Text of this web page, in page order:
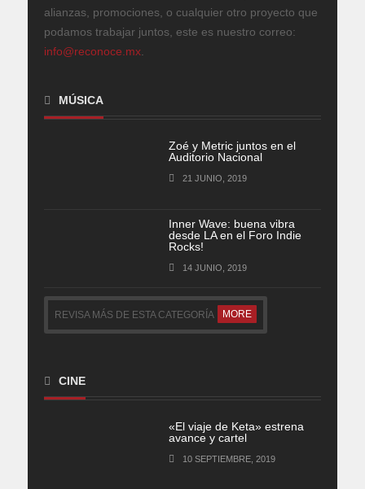
alianzas, promociones, o cualquier otro proyecto que
podamos trabajar juntos, este es nuestro correo:
info@reconoce.mx
MÚSICA
Zoé y Metric juntos en el
Auditorio Nacional
21 JUNIO, 2019
Inner Wave: buena vibra
desde LA en el Foro Indie
Rocks!
14 JUNIO, 2019
REVISA MÁS DE ESTA CATEGORÍA MORE
CINE
«El viaje de Keta» estrena
avance y cartel
10 SEPTIEMBRE, 2019